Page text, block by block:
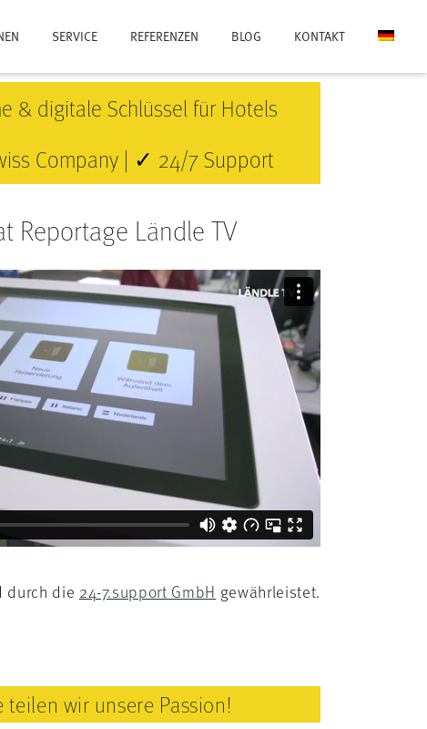
SERVICE REFERENZEN
SUNNY HOTELS
PARZIVITA BOUTIQUE SUITES
BLOG KONTAKT
& digitale Schlüssel für Hotels
Company | ✓ 24/7 Support
Reportage Ländle TV
durch die 24-7.support GmbH gewährleistet.
wir unsere Passion!